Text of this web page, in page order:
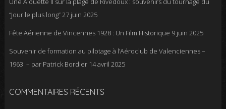
“Jour le plus long”27 juin 2025
Fête Aérienne de Vincennes 1928 : Un Film Historique 9 juin 2025
Souvenir de formation au pilotage à l’Aéroclub de Valenciennes –
1963 – par Patrick Bordier 14 avril 2025
COMMENTAIRES RÉCENTS